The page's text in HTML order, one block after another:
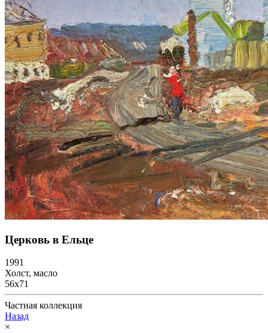
Церковь в Ельце
1991
Холст, масло
56х71
Частная коллекция
Назад
×